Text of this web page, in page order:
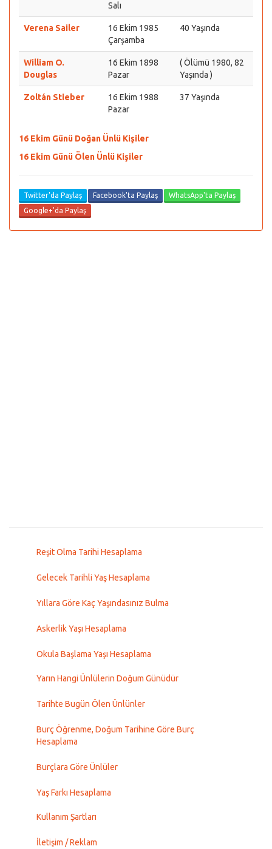
Salı
Verena Sailer
16 Ekim 1985
Çarşamba
40 Yaşında
William O.
Douglas
16 Ekim 1898
Pazar
( Ölümü 1980, 82
Yaşında )
Zoltán Stieber
16 Ekim 1988
Pazar
37 Yaşında
16 Ekim Günü Doğan Ünlü Kişiler
16 Ekim Günü Ölen Ünlü Kişiler
Twitter'da Paylaş Facebook'ta Paylaş
WhatsApp'ta Paylaş
Google+'da Paylaş
Reşit Olma Tarihi Hesaplama
Gelecek Tarihli Yaş Hesaplama
Yıllara Göre Kaç Yaşındasınız Bulma
Askerlik Yaşı Hesaplama
Okula Başlama Yaşı Hesaplama
Yarın Hangi Ünlülerin Doğum Günüdür
Tarihte Bugün Ölen Ünlünler
Burç Öğrenme, Doğum Tarihine Göre Burç
Hesaplama
Burçlara Göre Ünlüler
Yaş Farkı Hesaplama
Kullanım Şartları
İletişim / Reklam